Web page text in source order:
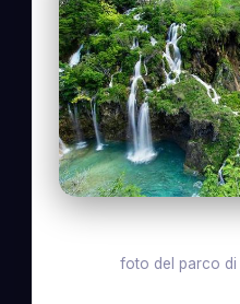
foto del parco di